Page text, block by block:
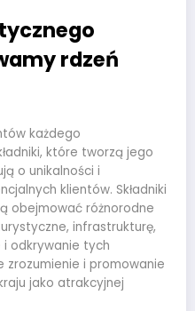
rdzeń
każdego
które tworzą jego
o unikalności i
klientów. Składniki
obejmować różnorodne
infrastrukturę,
i odkrywanie tych
zrozumienie i promowanie
jako atrakcyjnej